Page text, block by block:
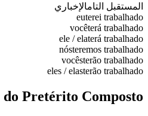
المستقبل التامالإخباري
euterei trabalhado
vocêterá trabalhado
ele / elaterá trabalhado
nósteremos trabalhado
vocêsterão trabalhado
eles / elasterão trabalhado
Pretérito Composto